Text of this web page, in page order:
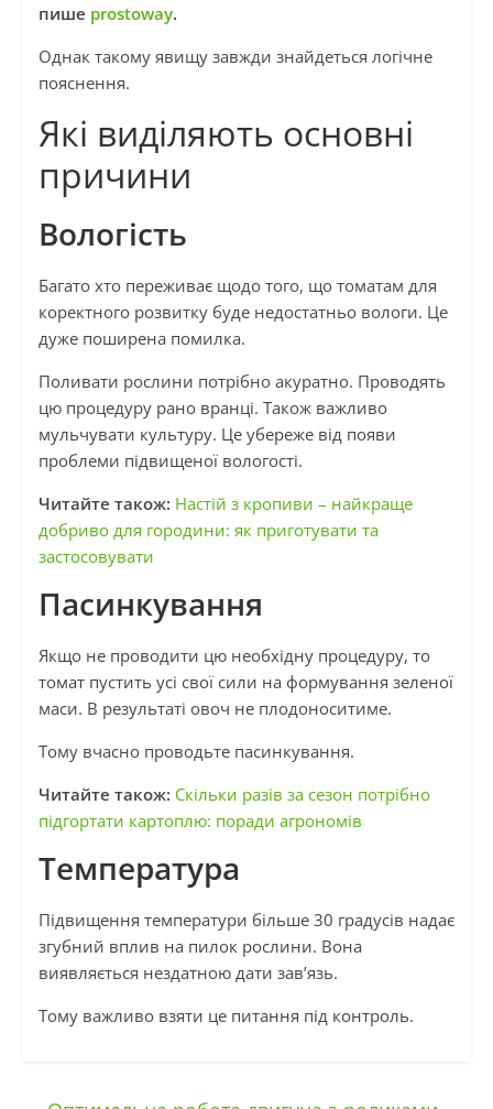
пише prostoway.
Однак такому явищу завжди знайдеться логічне
пояснення.
Які виділяють основні
причини
Вологість
Багато хто переживає щодо того, що томатам для
коректного розвитку буде недостатньо вологи. Це
дуже поширена помилка.
Поливати рослини потрібно акуратно. Проводять
цю процедуру рано вранці. Також важливо
мульчувати культуру. Це убереже від появи
проблеми підвищеної вологості.
Читайте також: Настій з кропиви – найкраще
добриво для городини: як приготувати та
застосовувати
Пасинкування
Якщо не проводити цю необхідну процедуру, то
томат пустить усі свої сили на формування зеленої
маси. В результаті овоч не плодоноситиме.
Тому вчасно проводьте пасинкування.
Читайте також: Скільки разів за сезон потрібно
підгортати картоплю: поради агрономів
Температура
Підвищення температури більше 30 градусів надає
згубний вплив на пилок рослини. Вона
виявляється нездатною дати зав’язь.
Тому важливо взяти це питання під контроль.